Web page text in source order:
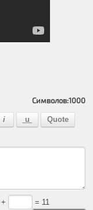
Символов:1000
= 11